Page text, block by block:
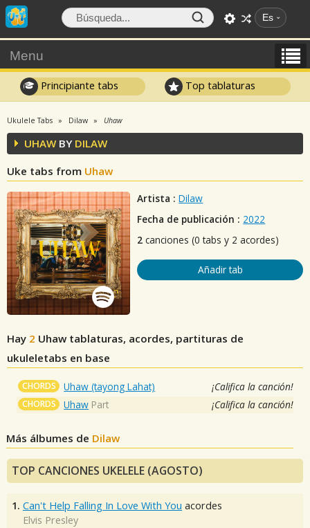
Es
Menu
Principiante tabs Top tablaturas
Ukulele Tabs Dilaw Uhaw
UHAW BY DILAW
Uke tabs from Uhaw
Artista : Dilaw
Fecha de publicación : 2022
2 canciones (0 tabs y 2 acordes)
Añadir tab
Hay 2 Uhaw tablaturas, acordes, partituras de
ukuleletabs en base
CHORDS Uhaw (tayong Lahat) ¡Califica la canción!
CHORDS Uhaw Part ¡Califica la canción!
Más álbumes de Dilaw
TOP CANCIONES UKELELE (AGOSTO)
1. Can't Help Falling In Love With You acordes
Elvis Presley